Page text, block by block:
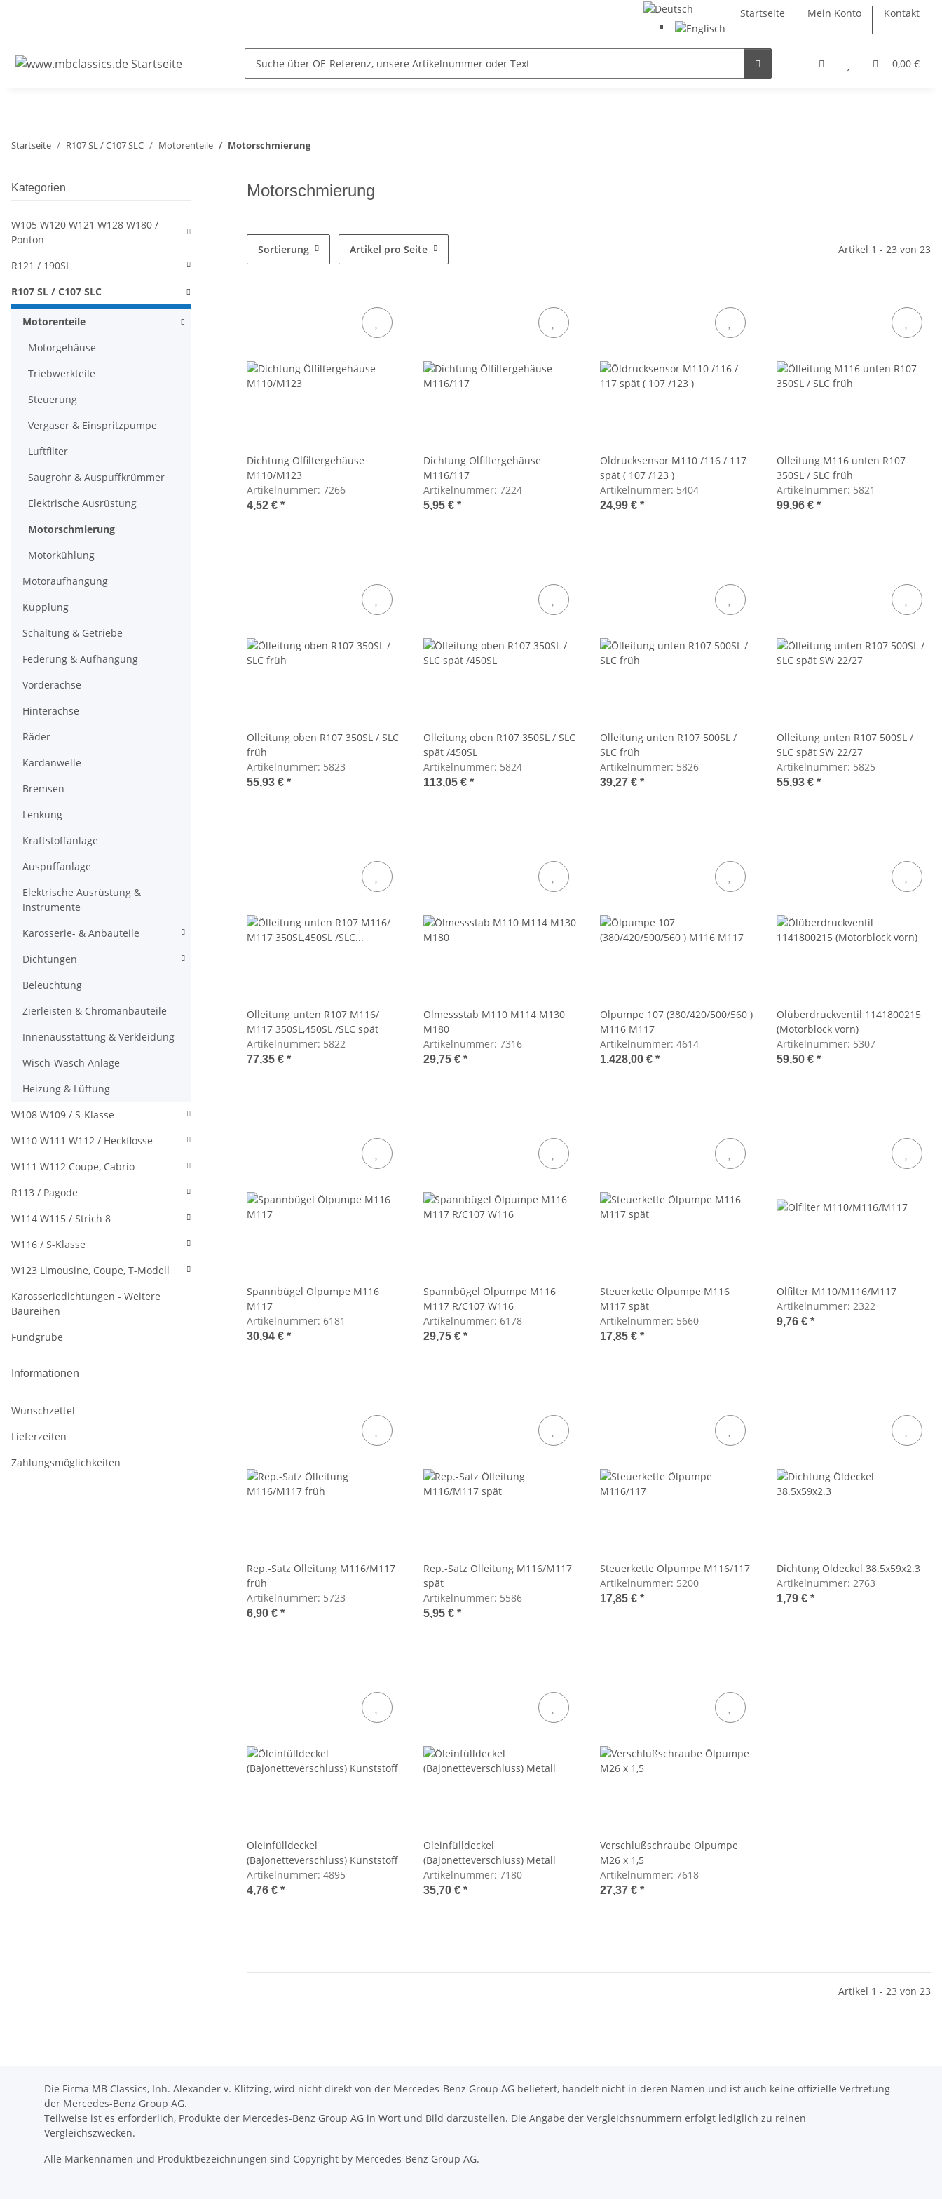
Startseite Mein Konto Kontakt
0,00 €
Startseite R107 SL / C107 SLC Motorenteile Motorschmierung
Motorschmierung
Sortierung Artikel pro Seite Artikel 1 - 23 von 23
Dichtung Ölfiltergehäuse
M110/M123
Artikelnummer: 7266
4,52 € *
Dichtung Ölfiltergehäuse
M116/117
Artikelnummer: 7224
5,95 € *
Öldrucksensor M110 /116 / 117
spät ( 107 /123 )
Artikelnummer: 5404
24,99 € *
Ölleitung M116 unten R107
350SL / SLC früh
Artikelnummer: 5821
99,96 € *
Ölleitung oben R107 350SL / SLC
früh
Artikelnummer: 5823
55,93 € *
Ölleitung oben R107 350SL / SLC
spät /450SL
Artikelnummer: 5824
113,05 € *
Ölleitung unten R107 500SL /
SLC früh
Artikelnummer: 5826
39,27 € *
Ölleitung unten R107 500SL /
SLC spät SW 22/27
Artikelnummer: 5825
55,93 € *
Ölleitung unten R107 M116/
M117 350SL,450SL /SLC spät
Artikelnummer: 5822
77,35 € *
Ölmessstab M110 M114 M130
M180
Artikelnummer: 7316
29,75 € *
Ölpumpe 107 (380/420/500/560 )
M116 M117
Artikelnummer: 4614
1.428,00 € *
Ölüberdruckventil 1141800215
(Motorblock vorn)
Artikelnummer: 5307
59,50 € *
Spannbügel Ölpumpe M116
M117
Artikelnummer: 6181
30,94 € *
Spannbügel Ölpumpe M116
M117 R/C107 W116
Artikelnummer: 6178
29,75 € *
Steuerkette Ölpumpe M116
M117 spät
Artikelnummer: 5660
17,85 € *
Ölfilter M110/M116/M117
Artikelnummer: 2322
9,76 € *
Rep.-Satz Ölleitung M116/M117
früh
Artikelnummer: 5723
6,90 € *
Rep.-Satz Ölleitung M116/M117
spät
Artikelnummer: 5586
5,95 € *
Steuerkette Ölpumpe M116/117
Artikelnummer: 5200
17,85 € *
Dichtung Öldeckel 38.5x59x2.3
Artikelnummer: 2763
1,79 € *
Öleinfülldeckel
(Bajonetteverschluss) Kunststoff
Artikelnummer: 4895
4,76 € *
Öleinfülldeckel
(Bajonetteverschluss) Metall
Artikelnummer: 7180
35,70 € *
Verschlußschraube Ölpumpe
M26 x 1,5
Artikelnummer: 7618
27,37 € *
Artikel 1 - 23 von 23
Kategorien
W105 W120 W121 W128 W180 /
Ponton
R121 / 190SL
R107 SL / C107 SLC
Motorenteile
Motorgehäuse
Triebwerkteile
Steuerung
Vergaser & Einspritzpumpe
Luftfilter
Saugrohr & Auspuffkrümmer
Elektrische Ausrüstung
Motorschmierung
Motorkühlung
Motoraufhängung
Kupplung
Schaltung & Getriebe
Federung & Aufhängung
Vorderachse
Hinterachse
Räder
Kardanwelle
Bremsen
Lenkung
Kraftstoffanlage
Auspuffanlage
Elektrische Ausrüstung &
Instrumente
Karosserie- & Anbauteile
Dichtungen
Beleuchtung
Zierleisten & Chromanbauteile
Innenausstattung & Verkleidung
Wisch-Wasch Anlage
Heizung & Lüftung
W108 W109 / S-Klasse
W110 W111 W112 / Heckflosse
W111 W112 Coupe, Cabrio
R113 / Pagode
W114 W115 / Strich 8
W116 / S-Klasse
W123 Limousine, Coupe, T-Modell
Karosseriedichtungen - Weitere
Baureihen
Fundgrube
Informationen
Wunschzettel
Lieferzeiten
Zahlungsmöglichkeiten
Die Firma MB Classics, Inh. Alexander v. Klitzing, wird nicht direkt von der Mercedes-Benz Group AG beliefert, handelt nicht in deren Namen und ist auch keine offizielle Vertretung
der Mercedes-Benz Group AG.
Teilweise ist es erforderlich, Produkte der Mercedes-Benz Group AG in Wort und Bild darzustellen. Die Angabe der Vergleichsnummern erfolgt lediglich zu reinen
Vergleichszwecken.
Alle Markennamen und Produktbezeichnungen sind Copyright by Mercedes-Benz Group AG.